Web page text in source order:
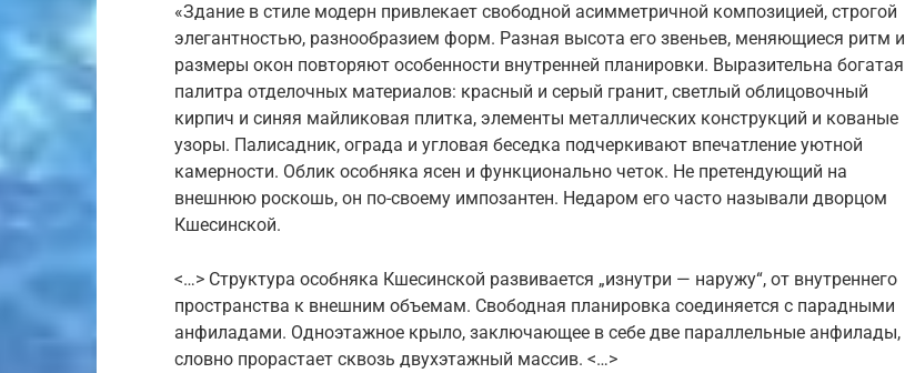
«Здание в стиле модерн привлекает свободной асимметричной композицией, строгой
элегантностью, разнообразием форм. Разная высота его звеньев, меняющиеся ритм и
размеры окон повторяют особенности внутренней планировки. Выразительна богатая
палитра отделочных материалов: красный и серый гранит, светлый облицовочный
кирпич и синяя майликовая плитка, элементы металлических конструкций и кованые
узоры. Палисадник, ограда и угловая беседка подчеркивают впечатление уютной
камерности. Облик особняка ясен и функционально четок. Не претендующий на
внешнюю роскошь, он по-своему импозантен. Недаром его часто называли дворцом
Кшесинской.
<…> Структура особняка Кшесинской развивается „изнутри — наружу“, от внутреннего
пространства к внешним объемам. Свободная планировка соединяется с парадными
анфиладами. Одноэтажное крыло, заключающее в себе две параллельные анфилады,
словно прорастает сквозь двухэтажный массив. <…>